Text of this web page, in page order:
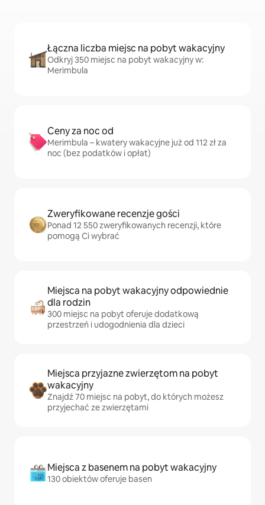
Łączna liczba miejsc na pobyt wakacyjny
Odkryj 350 miejsc na pobyt wakacyjny w:
Merimbula
Ceny za noc od
Merimbula – kwatery wakacyjne już od 112 zł za
noc (bez podatków i opłat)
Zweryfikowane recenzje gości
Ponad 12 550 zweryfikowanych recenzji, które
pomogą Ci wybrać
Miejsca na pobyt wakacyjny odpowiednie
dla rodzin
300 miejsc na pobyt oferuje dodatkową
przestrzeń i udogodnienia dla dzieci
Miejsca przyjazne zwierzętom na pobyt
wakacyjny
Znajdź 70 miejsc na pobyt, do których możesz
przyjechać ze zwierzętami
Miejsca z basenem na pobyt wakacyjny
130 obiektów oferuje basen